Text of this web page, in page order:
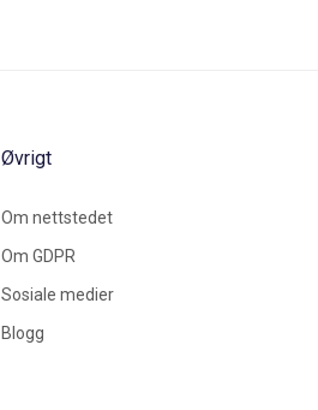
Øvrigt
Om nettstedet
Om GDPR
Sosiale medier
Blogg